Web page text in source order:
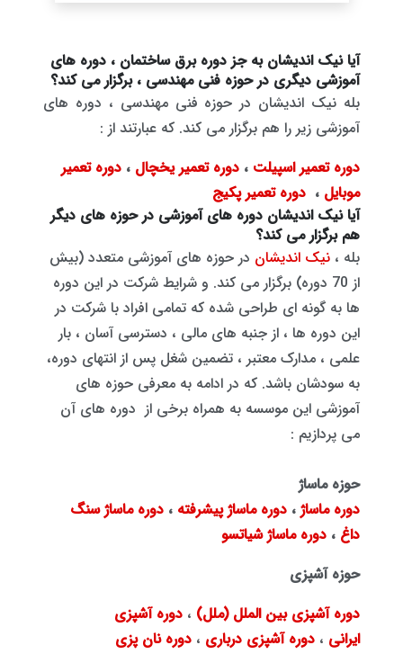
آیا نیک اندیشان به جز دوره برق ساختمان ، دوره های
آموزشی دیگری در حوزه فنی مهندسی ، برگزار می کند؟
بله نیک اندیشان در حوزه فنی مهندسی ، دوره های
آموزشی زیر را هم برگزار می کند. که عبارتند از :
دوره تعمیر اسپیلت ، دوره تعمیر یخچال ، دوره تعمیر
موبایل ، دوره تعمیر پکیج
آیا نیک اندیشان دوره های آموزشی در حوزه های دیگر
هم برگزار می کند؟
بله ، نیک اندیشان در حوزه های آموزشی متعدد (بیش
از 70 دوره) برگزار می کند. و شرایط شرکت در این دوره
ها به گونه ای طراحی شده که تمامی افراد با شرکت در
این دوره ها ، از جنبه های مالی ، دسترسی آسان ، بار
علمی ، مدارک معتبر ، تضمین شغل پس از انتهای دوره،
به سودشان باشد. که در ادامه به معرفی حوزه های
آموزشی این موسسه به همراه برخی از دوره های آن
می پردازیم :
حوزه ماساژ
دوره ماساژ ، دوره ماساژ پیشرفته ، دوره ماساژ سنگ
داغ ، دوره ماساژ شیاتسو
حوزه آشپزی
دوره آشپزی بین الملل (ملل) ، دوره آشپزی
ایرانی ، دوره آشپزی درباری ، دوره نان پزی